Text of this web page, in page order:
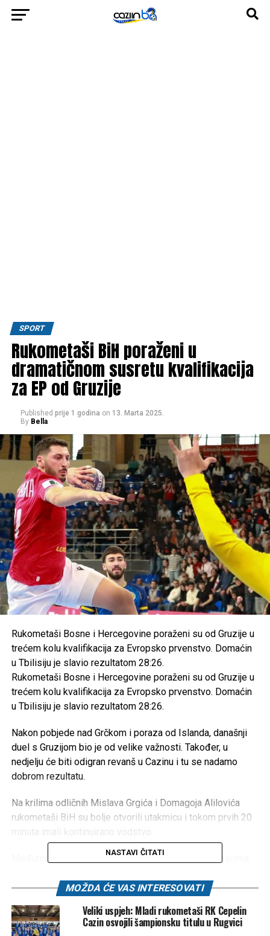
SPORT
Rukometaši BiH poraženi u
dramatičnom susretu kvalifikacija
za EP od Gruzije
Published prije 1 godina on 13. Marta 2025.
By Bella
Rukometaši Bosne i Hercegovine poraženi su od Gruzije u
trećem kolu kvalifikacija za Evropsko prvenstvo. Domaćin
u Tbilisiju je slavio rezultatom 28:26.
Rukometaši Bosne i Hercegovine poraženi su od Gruzije u
trećem kolu kvalifikacija za Evropsko prvenstvo. Domaćin
u Tbilisiju je slavio rezultatom 28:26.
Nakon pobjede nad Grčkom i poraza od Islanda, današnji
duel s Gruzijom bio je od velike važnosti. Također, u
nedjelju će biti odigran revanš u Cazinu i tu se nadamo
dobrom rezultatu.
Na krilima odličnih Mislava Grgića i Domagoja Alilovića
rukometaši BiH su bolje otvorili utakmicu i tokom prvih 20
Međutim, tada su došle one “kobne minute”, a Gruzijcima
prednosti. Ipak, do kraja poluvremena naši rukometaši su
odmor otišlo rezultatom 15:14 za Gruzijce.
NASTAVI ČITATI
MOŽDA ĆE VAS INTERESOVATI
Veliki uspjeh: Mladi rukometaši RK Cepelin
Cazin osvojili šampionsku titulu u Rugvici